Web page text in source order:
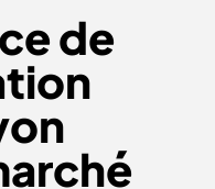
de